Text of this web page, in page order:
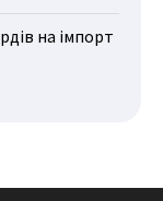
на імпорт